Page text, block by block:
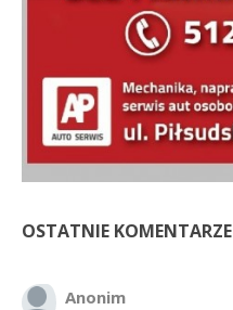
OSTATNIE KOMENTARZE
Anonim